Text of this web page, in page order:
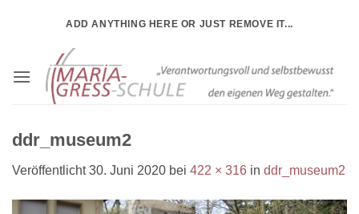
ADD ANYTHING HERE OR JUST REMOVE IT...
ddr_museum2
Veröffentlicht30. Juni 2020 bei 422 × 316 in ddr_museum2